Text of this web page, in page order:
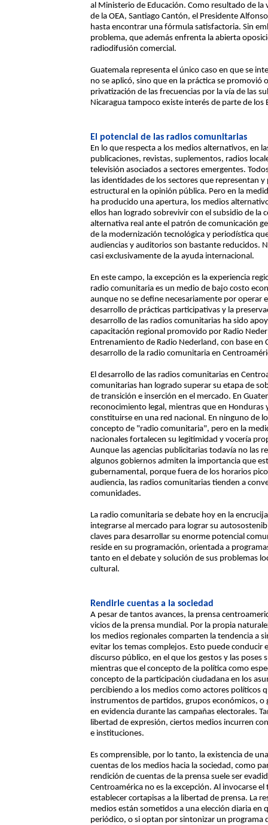
al Ministerio de Educación. Como resultado de la
de la OEA, Santiago Cantón, el Presidente
hasta encontrar una fórmula satisfactoria. Sin
problema, que además enfrenta la abierta
radiodifusión comercial.
Guatemala representa el único caso en que se
no se aplicó, sino que en la práctica se
privatización de las frecuencias por la vía de las
Nicaragua tampoco existe interés de parte de
El potencial de las radios comunitarias
En lo que respecta a los medios alternativos, en
publicaciones, revistas, suplementos, radios
televisión asociados a sectores emergentes.
las identidades de los sectores que representan
estructural en la opinión pública. Pero en la
ha producido una apertura, los medios
ellos han logrado sobrevivir con el subsidio de
alternativa real ante el patrón de comunicación
de la modernización tecnológica y periodística
audiencias y auditorios son bastante reducidos.
casi exclusivamente de la ayuda internacional.
En este campo, la excepción es la experiencia
radio comunitaria es un medio de bajo costo
aunque no se define necesariamente por operar
desarrollo de prácticas participativas y la
desarrollo de las radios comunitarias ha sido
capacitación regional promovido por Radio
Entrenamiento de Radio Nederland, con base en
desarrollo de la radio comunitaria en
El desarrollo de las radios comunitarias en
comunitarias han logrado superar su etapa de
de transición e inserción en el mercado. En
reconocimiento legal, mientras que en Honduras
constituirse en una red nacional. En ninguno de
concepto de "radio comunitaria", pero en la
nacionales fortalecen su legitimidad y vocería
Aunque las agencias publicitarias todavía no las
algunos gobiernos admiten la importancia que
gubernamental, porque fuera de los horarios
audiencia, las radios comunitarias tienden a
comunidades.
La radio comunitaria se debate hoy en la
integrarse al mercado para lograr su
claves para desarrollar su enorme potencial
reside en su programación, orientada a
tanto en el debate y solución de sus problemas
cultural.
Rendirle cuentas a la sociedad
A pesar de tantos avances, la prensa
vicios de la prensa mundial. Por la propia
los medios regionales comparten la tendencia a
evitar los temas complejos. Esto puede
discurso público, en el que los gestos y las
mientras que el concepto de la política como
concepto de la participación ciudadana en los
percibiendo a los medios como actores políticos
instrumentos de partidos, grupos económicos, o
en evidencia durante las campañas electorales.
libertad de expresión, ciertos medios incurren
e instituciones.
Es comprensible, por lo tanto, la existencia de
cuentas de los medios hacia la sociedad, como
rendición de cuentas de la prensa suele ser
Centroamérica no es la excepción. Al invocarse
establecer cortapisas a la libertad de prensa. La
medios están sometidos a una elección diaria
periódico, o si optan por sintonizar un programa